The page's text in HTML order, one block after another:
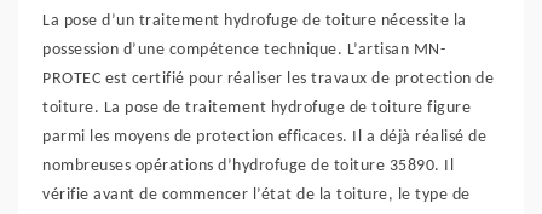
La pose d’un traitement hydrofuge de toiture nécessite la
possession d’une compétence technique. L’artisan MN-
PROTEC est certifié pour réaliser les travaux de protection de
toiture. La pose de traitement hydrofuge de toiture figure
parmi les moyens de protection efficaces. Il a déjà réalisé de
nombreuses opérations d’hydrofuge de toiture 35890. Il
vérifie avant de commencer l’état de la toiture, le type de